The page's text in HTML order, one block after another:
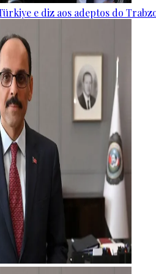
e diz aos adeptos do